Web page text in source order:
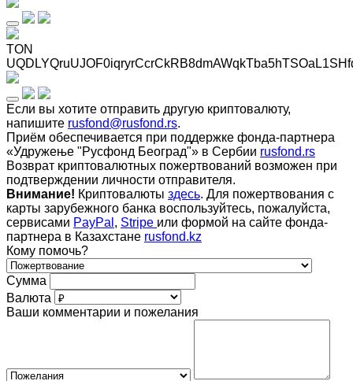
TON
Если вы хотите отправить другую криптовалюту,
напишите rusfond@rusfond.rs.
Приём обеспечивается при поддержке фонда-партнера
«Удружење "Русфонд Београд"» в Сербии rusfond.rs
Возврат криптовалютных пожертвований возможен при
подтверждении личности отправителя.
Внимание! Криптовалюты здесь. Для пожертвования с
карты зарубежного банка воспользуйтесь, пожалуйста,
сервисами PayPal , Stripe или формой на сайте фонда-
партнера в Казахстане rusfond.kz
Кому помочь?
Сумма
Валюта
Ваши комментарии и пожелания